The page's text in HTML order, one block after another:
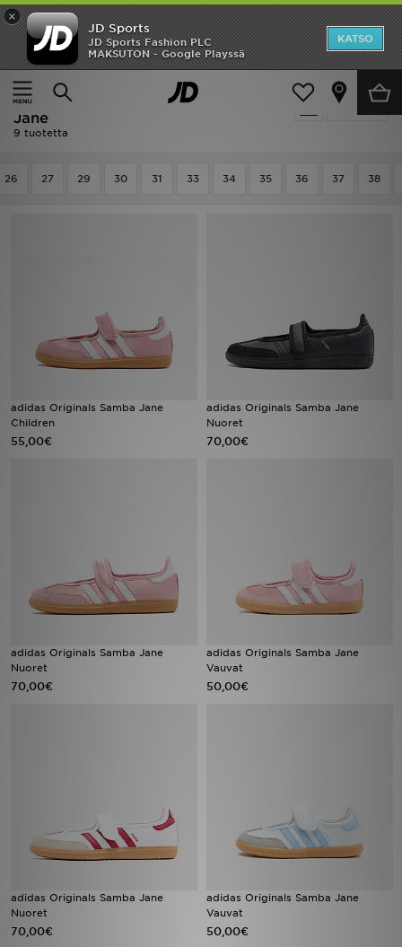
×
JD Sports
JD Sports Fashion PLC
MAKSUTON - Google Playssä
KATSO
Etusivu
Lapset
Suodata
Lapset - Adidas Originals Samba
Jane
9 tuotetta
26 27 29 30 31 33 34 35 36 37 38
adidas Originals Samba Jane
Children
55,00€
adidas Originals Samba Jane
Nuoret
70,00€
adidas Originals Samba Jane
Nuoret
70,00€
adidas Originals Samba Jane
Vauvat
50,00€
adidas Originals Samba Jane
Nuoret
70,00€
adidas Originals Samba Jane
Vauvat
50,00€
Etusivu
Ale
Uutuudet
Inspiroidu
Jalkapallo
Urheilu
Minun viestini
Asiakaspalvelu ja tietoa